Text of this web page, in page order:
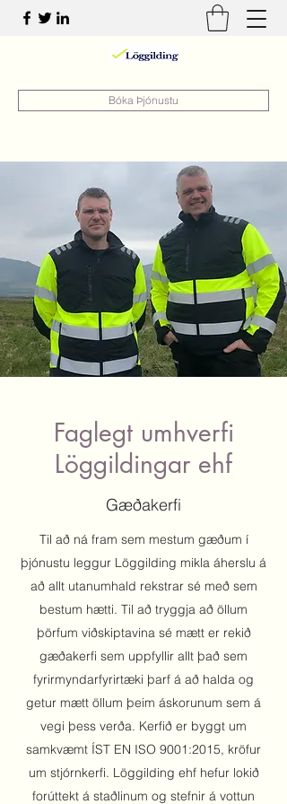
Bóka Þjónustu
Faglegt umhverfi
Löggildingar ehf
Gæðakerfi
Til að ná fram sem mestum gæðum í
þjónustu leggur Löggilding mikla áherslu á
að allt utanumhald rekstrar sé með sem
bestum hætti. Til að tryggja að öllum
þörfum viðskiptavina sé mætt er rekið
gæðakerfi sem uppfyllir allt það sem
fyrirmyndarfyrirtæki þarf á að halda og
getur mætt öllum þeim áskorunum sem á
vegi þess verða. Kerfið er byggt um
samkvæmt ÍST EN ISO 9001:2015, kröfur
um stjórnkerfi. Löggilding ehf hefur lokið
forúttekt á staðlinum og stefnir á vottun